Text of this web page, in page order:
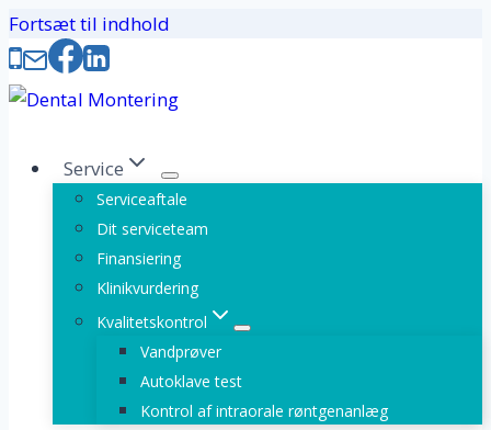
Fortsæt til indhold
Service
Serviceaftale
Dit serviceteam
Finansiering
Klinikvurdering
Kvalitetskontrol
Vandprøver
Autoklave test
Kontrol af intraorale røntgenanlæg